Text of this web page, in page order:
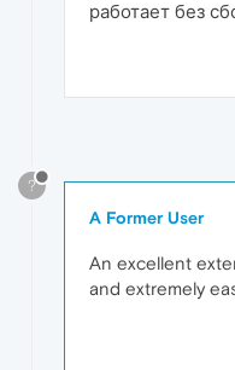
работает без
?
A Former User
An excellent
and extremely